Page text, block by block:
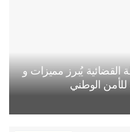
يُبرز مميزات و
للأمن الوطني